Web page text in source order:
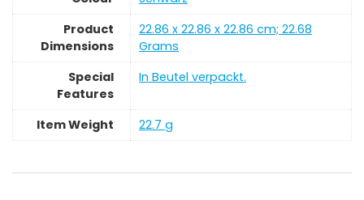
Product
Dimensions
‎22.86 x 22.86 x 22.86 cm; 22.68
Grams
Special
Features
‎In Beutel verpackt.
Item Weight ‎22.7 g